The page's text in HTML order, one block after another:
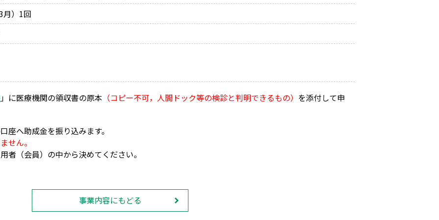
月）1回
」に医療機関の領収書の原本 （コピー不可，人間ドック等の検診と判明できるもの） を添付して申
座へ助成金を振り込みます。
せん。
（会員）の中から決めてください。
事業内容にもどる